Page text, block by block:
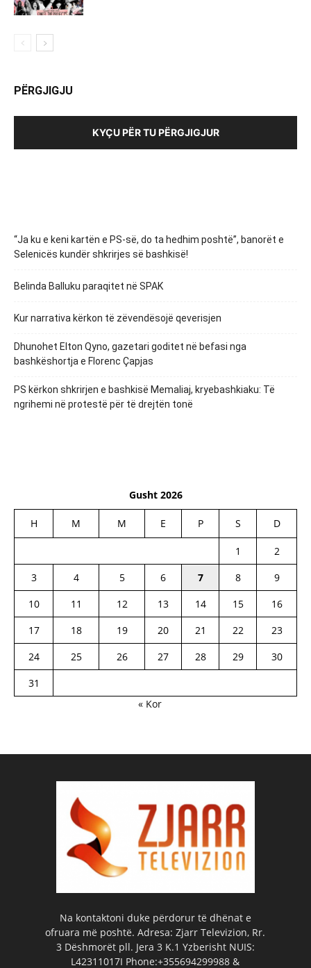
PËRGJIGJU
KYÇU PËR TU PËRGJIGJUR
“Ja ku e keni kartën e PS-së, do ta hedhim poshtë”, banorët e
Selenicës kundër shkrirjes së bashkisë!
Belinda Balluku paraqitet në SPAK
Kur narrativa kërkon të zëvendësojë qeverisjen
Dhunohet Elton Qyno, gazetari goditet në befasi nga
bashkëshortja e Florenc Çapjas
PS kërkon shkrirjen e bashkisë Memaliaj, kryebashkiaku: Të
ngrihemi në protestë për të drejtën tonë
Gusht 2026
H M M E P S D
1
2
3
4 5 6 7 8
9
10
11 12 13 14 15
16
17
18 19 20 21 22
23
24
25 26 27 28 29
30
31
« Kor
Na kontaktoni duke përdorur të dhënat e
ofruara më poshtë. Adresa: Zjarr Televizion, Rr.
3 Dëshmorët pll. Jera 3 K.1 Yzberisht NUIS:
L42311017I Phone:+355694299988 &